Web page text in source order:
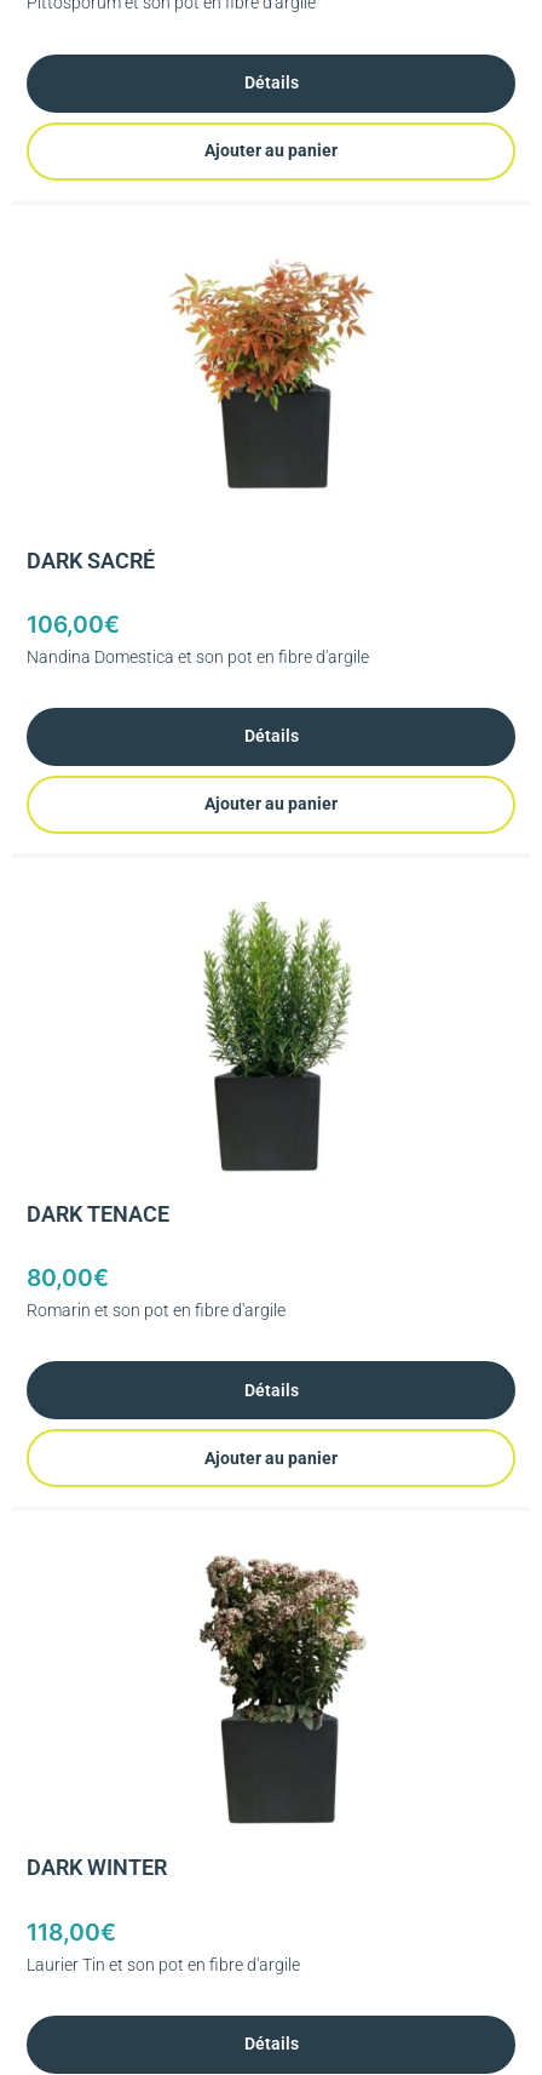
Détails
Ajouter au panier
DARK SACRÉ
106,00€
Nandina Domestica et son pot en fibre d'argile
Détails
Ajouter au panier
DARK TENACE
80,00€
Romarin et son pot en fibre d'argile
Détails
Ajouter au panier
DARK WINTER
118,00€
Laurier Tin et son pot en fibre d'argile
Détails